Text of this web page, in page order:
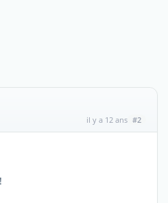
il y a 12 ans #2